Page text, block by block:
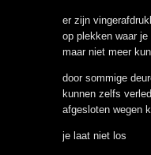
er zijn
op plekken waar
maar niet meer
door sommige
kunnen zelfs
afgesloten wegen
je laat niet los